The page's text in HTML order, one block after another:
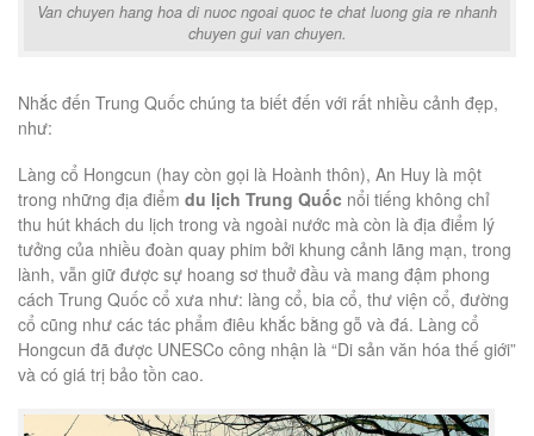
Van chuyen hang hoa di nuoc ngoai quoc te chat luong gia re nhanh
chuyen gui van chuyen.
Nhắc đến Trung Quốc chúng ta biết đến với rất nhiều cảnh đẹp,
như:
Làng cổ Hongcun (hay còn gọi là Hoành thôn), An Huy là một
trong những địa điểm du lịch Trung Quốc nổi tiếng không chỉ
thu hút khách du lịch trong và ngoài nước mà còn là địa điểm lý
tưởng của nhiều đoàn quay phim bởi khung cảnh lãng mạn, trong
lành, vẫn giữ được sự hoang sơ thuở đầu và mang đậm phong
cách Trung Quốc cổ xưa như: làng cổ, bia cổ, thư viện cổ, đường
cổ cũng như các tác phẩm điêu khắc bằng gỗ và đá. Làng cổ
Hongcun đã được UNESCo công nhận là “Di sản văn hóa thế giới”
và có giá trị bảo tồn cao.